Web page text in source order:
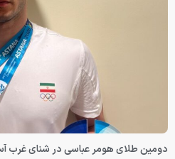
دومین طلای هومر عباسی در شنای غرب